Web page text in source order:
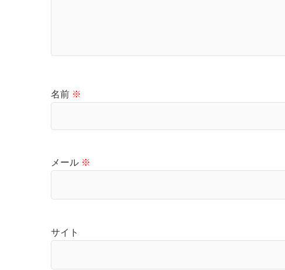
名前 ※
メール ※
サイト